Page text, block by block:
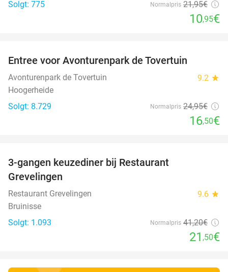
Solgt: 775 Normalpris 21,95€
10,95€
Entree voor Avonturenpark de Tovertuin
Avonturenpark de Tovertuin 9.2 star
Hoogerheide
Solgt: 8.729
Normalpris 24,95€
16,50€
3-gangen keuzediner bij Restaurant
Grevelingen
Restaurant Grevelingen 9.6 star
Bruinisse
Solgt: 1.093
Normalpris 41,20€
21 ,50€